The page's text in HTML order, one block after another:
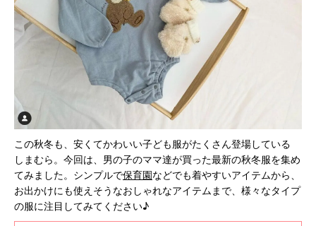
この秋冬も、安くてかわいい子ども服がたくさん登場している
しまむら。今回は、男の子のママ達が買った最新の秋冬服を集め
てみました。シンプルで保育園などでも着やすいアイテムから、
お出かけにも使えそうなおしゃれなアイテムまで、様々なタイプ
の服に注目してみてください♪